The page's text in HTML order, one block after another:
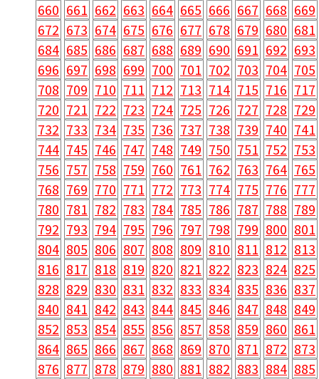
660 661 662 663 664 665 666 667 668 669
672 673 674 675 676 677 678 679 680 681
684 685 686 687 688 689 690 691 692 693
696 697 698 699 700 701 702 703 704 705
708 709 710 711 712 713 714 715 716 717
720 721 722 723 724 725 726 727 728 729
732 733 734 735 736 737 738 739 740 741
744 745 746 747 748 749 750 751 752 753
756 757 758 759 760 761 762 763 764 765
768 769 770 771 772 773 774 775 776 777
780 781 782 783 784 785 786 787 788 789
792 793 794 795 796 797 798 799 800 801
804 805 806 807 808 809 810 811 812 813
816 817 818 819 820 821 822 823 824 825
828 829 830 831 832 833 834 835 836 837
840 841 842 843 844 845 846 847 848 849
852 853 854 855 856 857 858 859 860 861
864 865 866 867 868 869 870 871 872 873
876 877 878 879 880 881 882 883 884 885